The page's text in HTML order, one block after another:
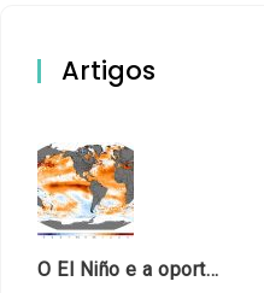
Artigos
O El Niño e a oportunidade de fortalecer o controle externo das políticas climáticas